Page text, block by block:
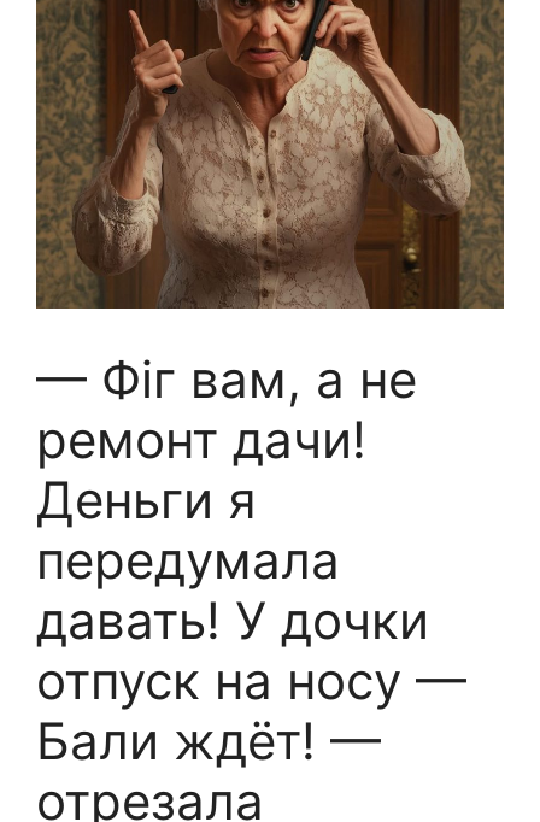
— Фiг вам, а не
ремонт дачи!
Деньги я
передумала
давать! У дочки
отпуск на носу —
Бали ждёт! —
отрезала